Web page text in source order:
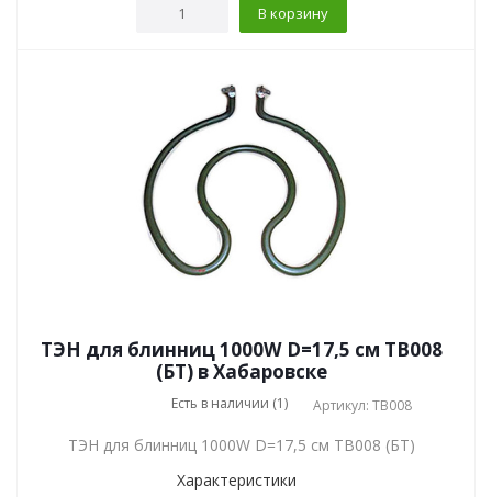
В корзину
ТЭН для блинниц 1000W D=17,5 см TB008
(БТ) в Хабаровске
Есть в наличии (1) Артикул: TB008
ТЭН для блинниц 1000W D=17,5 см TB008 (БТ)
Характеристики